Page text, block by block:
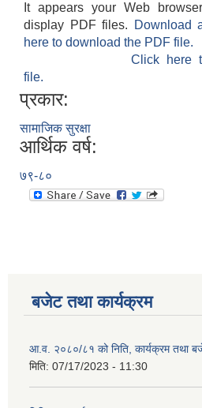
It appears your Web
display PDF files.
Download
here to download the PDF file.
Click here
file.
प्रकार:
सामाजिक सुरक्षा
आर्थिक वर्ष:
७९-८०
बजेट तथा कार्यक्रम
आ.व. २०८०/८१ को निति, कार्यक्रम तथा
मिति: 07/17/2023 - 11:30